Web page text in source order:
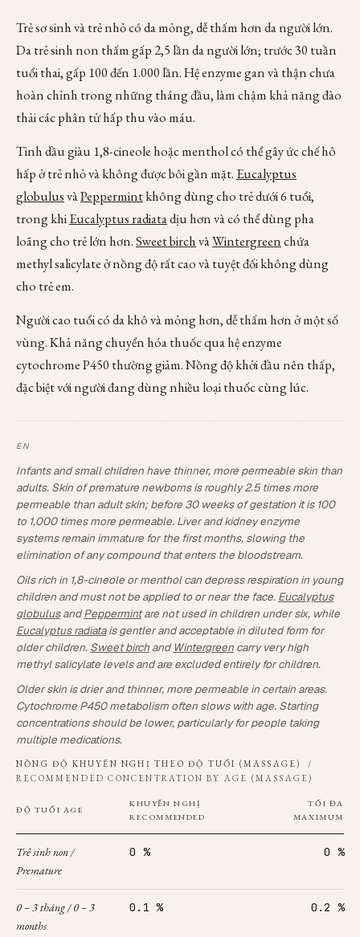
Trẻ sơ sinh và trẻ nhỏ có da mỏng, dễ thấm hơn da người lớn.
Da trẻ sinh non thấm gấp 2,5 lần da người lớn; trước 30 tuần
tuổi thai, gấp 100 đến 1.000 lần. Hệ enzyme gan và thận chưa
hoàn chỉnh trong những tháng đầu, làm chậm khả năng đào
thải các phân tử hấp thu vào máu.
Tinh dầu giàu 1,8-cineole hoặc menthol có thể gây ức chế hô
hấp ở trẻ nhỏ và không được bôi gần mặt. Eucalyptus
globulusvàPeppermintkhông dùng cho trẻ dưới 6 tuổi,
trong khiEucalyptus radiatadịu hơn và có thể dùng pha
loãng cho trẻ lớn hơn.Sweet birchvàWintergreenchứa
methyl salicylate ở nồng độ rất cao và tuyệt đối không dùng
cho trẻ em.
Người cao tuổi có da khô và mỏng hơn, dễ thấm hơn ở một số
vùng. Khả năng chuyển hóa thuốc qua hệ enzyme
cytochrome P450 thường giảm. Nồng độ khởi đầu nên thấp,
đặc biệt với người đang dùng nhiều loại thuốc cùng lúc.
Infants and small children have thinner, more permeable skin than
adults. Skin of premature newborns is roughly 2.5 times more
permeable than adult skin; before 30 weeks of gestation it is 100
to 1,000 times more permeable. Liver and kidney enzyme
systems remain immature for the first months, slowing the
elimination of any compound that enters the bloodstream.
Oils rich in 1,8-cineole or menthol can depress respiration in young
children and must not be applied to or near the face. Eucalyptus
globulusandPeppermintare not used in children under six, while
Eucalyptus radiatais gentler and acceptable in diluted form for
older children. Sweet birch and Wintergreen carry very high
methyl salicylate levels and are excluded entirely for children.
Older skin is drier and thinner, more permeable in certain areas.
Cytochrome P450 metabolism often slows with age. Starting
concentrations should be lower, particularly for people taking
multiple medications.
NỒNG ĐỘ KHUYẾN NGHỊ THEO ĐỘ TUỔI (MASSAGE)
/
RECOMMENDED CONCENTRATION BY AGE (MASSAGE)
ĐỘ TUỔI AGE
KHUYẾN NGHỊ
RECOMMENDED
TỐI ĐA
MAXIMUM
Trẻ sinh non /
Premature
0 % 0 %
0 – 3 tháng / 0 – 3
months
0.1 % 0.2 %